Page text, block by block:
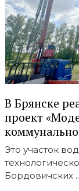
В Брянске
проект
Это участок
Бордовичских